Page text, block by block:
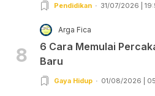
Pendidikan 31/07/2026 |
8
Arga Fica
6 Cara Memulai
Baru
Gaya Hidup 01/08/2026 |